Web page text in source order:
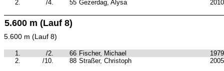
2.
/4. 55 Gezerdag, Alysa 2010
5.600 m (Lauf 8)
5.600 m (Lauf 8)
1. /2. 66 Fischer, Michael
1979
2.
/10. 88 Straßer, Christoph 2005